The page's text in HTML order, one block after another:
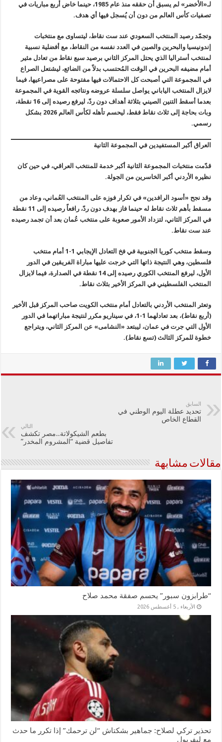
لـ«الأخضر» لم يسبق أن حققه منذ عام 1985، حينما خاض أربع مباريات في
تصفيات كأس العالم من دون أن يُسجل فيها أي هدف.
وتجمّد رصيد المنتخب السعودي عند ست نقاط، ليتساوى مع منتخبات
إندونيسيا والبحرين والصين في العدد نفسه من النقاط، مع أفضلية نسبية
لمنتخب أستراليا الذي يحتل المركز الثاني برصيد سبع نقاط من تعادل مثير
أمام مضيفه البحرين في الوقت المُحتسب بدلاً من الضائع، ليشتعل الصراع
في المجموعة التي أصبحت كل الاحتمالات فيها مفتوحة على مصراعيها، فيما
لايزال المنتخب الياباني يواصل سلسلة عروضه ونتائجه القوية في المجموعة
بعدما أسقط التنين الصيني بثلاثة أهداف دون ردّ، ليرفع رصيده إلى 16 نقطة،
وبات بحاجة إلى ثلاث نقاط فقط، ليحسم تأهله لكأس العالم 2026 بشكل
رسمي.
العراق أكبر المستفيدين في المجموعة الثانية
قدّمت منتخبات المجموعة الثانية أكبر خدمة للمنتخب العراقي، في حين كان
نظيره الأردني أكبر الخاسرين من الجولة.
وقد نجح «أسود الرافدين» في تكرار فوزه على المنتخب العُماني، وعاد من
مسقط بأهم ثلاث نقاط له حينما فاز بهدف دون ردّ، رافعاً رصيده إلى 11 نقطة
في المركز الثاني، لتزداد الأمور صعوبة على منتخب عُمان بعد أن تجمد رصيده
عند ست نقاط.
وسقط منتخب كوريا الجنوبية في فخ التعادل الإيجابي 1-1 أمام منتخب
فلسطين، وهي النتيجة ذاتها التي خرجت عليها مباراة الفريقين في الدور
الأول، ليرفع المنتخب الكوري رصيده إلى 14 نقطة في الصدارة، فيما لايزال
المنتخب الفلسطيني في المركز الأخير بثلاث نقاط.
وتعثر المنتخب الأردني بالتعادل أمام منتخب الكويت صاحب المركز قبل الأخير
(أربع نقاط)، بعد تعادلهما 1-1، في سيناريو مكرر لنتيجة مباراتهما في الدور
الأول التي جرت في عمان، ليبتعد «النشامى» عن المركز الثاني، ويتراجع
خطوة للمركز الثالث (تسع نقاط).
السابق
تحديد عطلة اليوم الوطني في
القطاع الخاص
التالي
بطعم الشيكولاتة..مصر تكشف
تفاصيل قضية “المشروم المخدر”
مقالات مشابهة
“طرابزون سبور” يحسم صفقة محمد صلاح
الأربعاء , 5 أغسطس 2026
تحذير تركي لصلاح: جماهير بشكتاش “لن ترحمك” إذا تكرر ما حدث
مع ليفربول